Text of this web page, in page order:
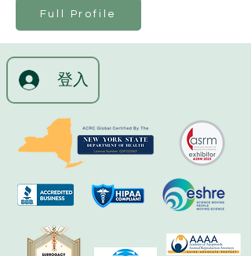
Full Profile
登入